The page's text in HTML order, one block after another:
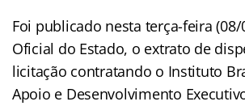
Foi publicado nesta terça-feira
Oficial do Estado, o extrato de
licitação contratando o Instituto
Apoio e Desenvolvimento